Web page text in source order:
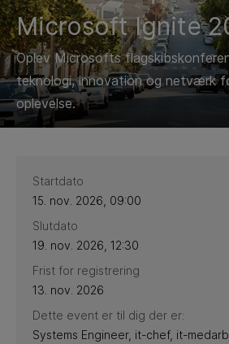
Microsoft Ignite
Oplev Microsofts
teknologi, innovation og netværk
oplevelse.
Startdato
15. nov. 2026, 09:00
Slutdato
19. nov. 2026, 12:30
Frist for registrering
13. nov. 2026
Dette event er til dig der er:
Systems Engineer, it-chef, it-